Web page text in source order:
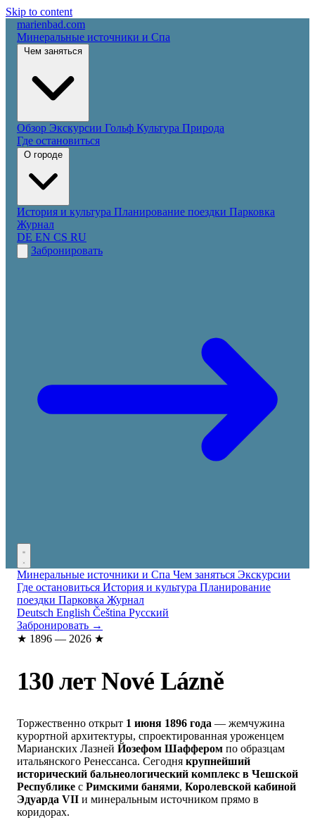
Skip to content
marienbad.com
Минеральные источники и Спа
Обзор Экскурсии Гольф Культура Природа
Где остановиться
История и культура Планирование поездки Парковка
Журнал
DE EN CS RU
Забронировать
Минеральные источники и Спа Чем заняться Экскурсии
Где остановиться История и культура Планирование
поездки Парковка Журнал
Deutsch English Čeština Русский
Забронировать →
★ 1896 — 2026 ★
130 лет Nové Lázně
Торжественно открыт 1 июня 1896 года — жемчужина
курортной архитектуры, спроектированная уроженцем
Марианских Лазней Йозефом Шаффером по образцам
итальянского Ренессанса. Сегодня крупнейший
исторический бальнеологический комплекс в Чешской
Республике с Римскими банями, Королевской кабиной
Эдуарда VII и минеральным источником прямо в
коридорах.